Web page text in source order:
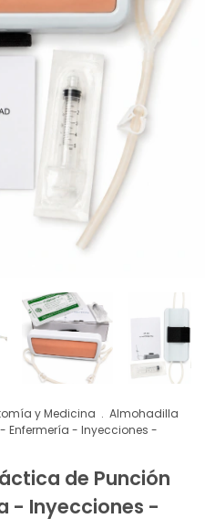
y Medicina . Almohadilla
Enfermería - Inyecciones -
de Punción
- Inyecciones -